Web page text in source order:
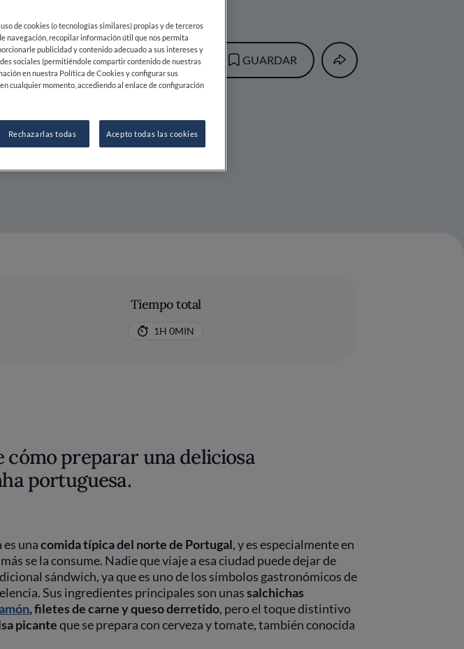
FINE DINING LOVERS
GUARDAR
Tiempo total
1H 0MIN
cómo preparar una deliciosa
portuguesa.
es unacomida típica del norte de Portugal, y es especialmente en
se la consume. Nadie que viaje a esa ciudad puede dejar de
sándwich, ya que es uno de los símbolos gastronómicos de
Sus ingredientes principales son unassalchichas
, filetes de carne y queso derretido, pero el toque distintivo
picanteque se prepara con cerveza y tomate, también conocida
de cookies (o tecnologías similares) propias y de terceros
navegación, recopilar información útil que nos permita
publicidad y contenido adecuado a sus intereses y
sociales (permitiéndole compartir contenido de nuestras
en nuestra Política de Cookies y configurar sus
cualquier momento, accediendo al enlace de configuración
Rechazarlas todas Acepto todas las cookies